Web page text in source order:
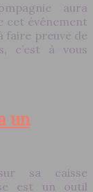
aura
cet événement
faire preuve de
c’est à vous
un
sa caisse
est un outil